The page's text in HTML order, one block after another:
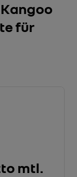
für
mtl.